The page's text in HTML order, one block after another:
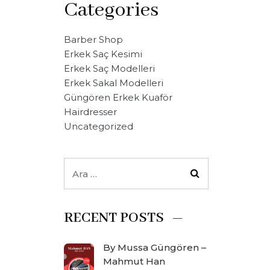
Categories
Barber Shop
Erkek Saç Kesimi
Erkek Saç Modelleri
Erkek Sakal Modelleri
Güngören Erkek Kuaför
Hairdresser
Uncategorized
RECENT POSTS
By Mussa Güngören –
Mahmut Han